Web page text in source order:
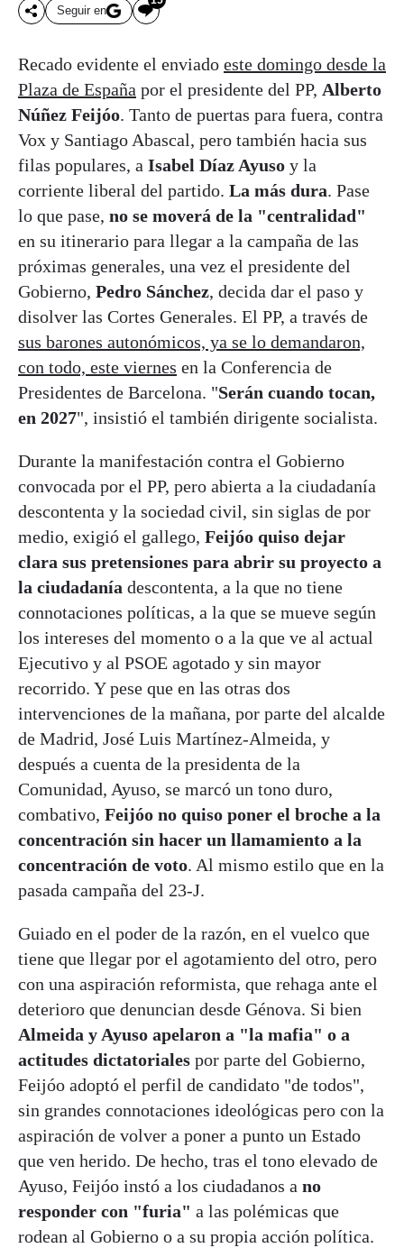
Seguir en
Recado evidente el enviado este domingo desde la
Plaza de España por el presidente del PP, Alberto
Núñez Feijóo. Tanto de puertas para fuera, contra
Vox y Santiago Abascal, pero también hacia sus
filas populares, a Isabel Díaz Ayuso y la
corriente liberal del partido. La más dura. Pase
lo que pase, no se moverá de la "centralidad"
en su itinerario para llegar a la campaña de las
próximas generales, una vez el presidente del
Gobierno, Pedro Sánchez, decida dar el paso y
disolver las Cortes Generales. El PP, a través de
sus barones autonómicos, ya se lo demandaron,
con todo, este viernes en la Conferencia de
Presidentes de Barcelona. "Serán cuando tocan,
en 2027", insistió el también dirigente socialista.
Durante la manifestación contra el Gobierno
convocada por el PP, pero abierta a la ciudadanía
descontenta y la sociedad civil, sin siglas de por
medio, exigió el gallego, Feijóo quiso dejar
clara sus pretensiones para abrir su proyecto a
la ciudadanía descontenta, a la que no tiene
connotaciones políticas, a la que se mueve según
los intereses del momento o a la que ve al actual
Ejecutivo y al PSOE agotado y sin mayor
recorrido. Y pese que en las otras dos
intervenciones de la mañana, por parte del alcalde
de Madrid, José Luis Martínez-Almeida, y
después a cuenta de la presidenta de la
Comunidad, Ayuso, se marcó un tono duro,
combativo, Feijóo no quiso poner el broche a la
concentración sin hacer un llamamiento a la
concentración de voto. Al mismo estilo que en la
pasada campaña del 23-J.
Guiado en el poder de la razón, en el vuelco que
tiene que llegar por el agotamiento del otro, pero
con una aspiración reformista, que rehaga ante el
deterioro que denuncian desde Génova. Si bien
Almeida y Ayuso apelaron a "la mafia" o a
actitudes dictatoriales por parte del Gobierno,
Feijóo adoptó el perfil de candidato "de todos",
sin grandes connotaciones ideológicas pero con la
aspiración de volver a poner a punto un Estado
que ven herido. De hecho, tras el tono elevado de
Ayuso, Feijóo instó a los ciudadanos a no
responder con "furia" a las polémicas que
rodean al Gobierno o a su propia acción política.